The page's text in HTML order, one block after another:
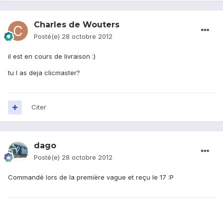
Charles de Wouters
Posté(e) 28 octobre 2012
il est en cours de livraison :)
tu l as deja clicmaster?
Citer
dago
Posté(e) 28 octobre 2012
Commandé lors de la première vague et reçu le 17 :P